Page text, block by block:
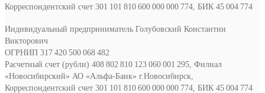
Корреспондентский счет 301 101 810 600 000 000 774, БИК 45 004 774
Индивидуальный предприниматель Голубовский Константин
Викторович
ОГРНИП 317 420 500 068 482
Расчетный счет (рубли) 408 802 810 123 060 001 295, Филиал
«Новосибирский» АО «Альфа-Банк» г.Новосибирск,
Корреспондентский счет 301 101 810 600 000 000 774, БИК 45 004 774